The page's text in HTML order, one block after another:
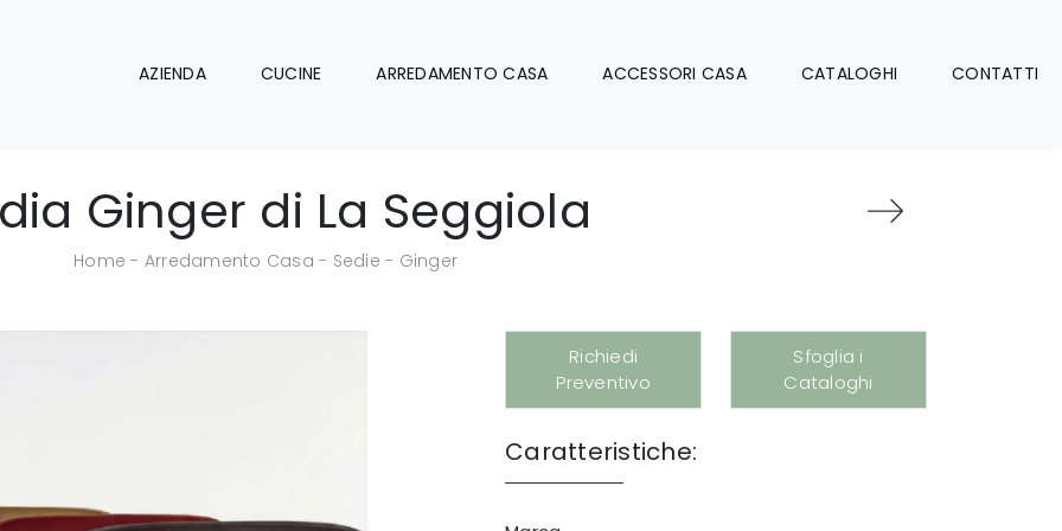
AZIENDA CUCINE ARREDAMENTO CASA ACCESSORI CASA CATALOGHI CONTATTI
Ginger di La Seggiola
Home - Arredamento Casa - Sedie - Ginger
Richiedi
Preventivo
Sfoglia i
Cataloghi
Caratteristiche: